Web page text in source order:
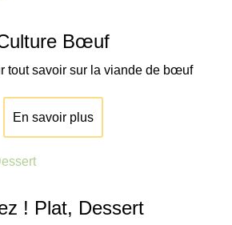
Bœuf
tout savoir sur la viande de bœuf
En savoir plus
! Plat, Dessert